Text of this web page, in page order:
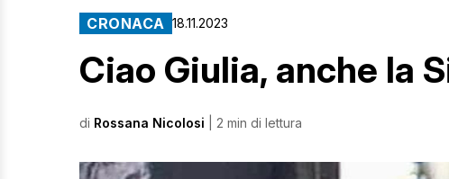
CRONACA 18.11.2023
Ciao Giulia, anche la
di Rossana Nicolosi | 2 min di lettura